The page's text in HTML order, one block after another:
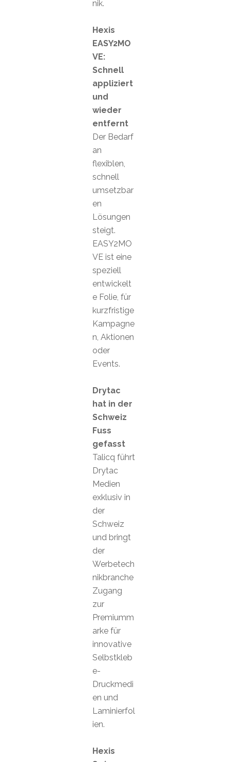
nik.
Hexis
EASY2MO
VE:
Schnell
appliziert
und
wieder
entfernt
Der Bedarf
an
flexiblen,
schnell
umsetzbar
en
Lösungen
steigt.
EASY2MO
VE ist eine
speziell
entwickelt
e Folie, für
kurzfristige
Kampagne
n, Aktionen
oder
Events.
Drytac
hat in der
Schweiz
Fuss
gefasst
Talicq führt
Drytac
Medien
exklusiv in
der
Schweiz
und bringt
der
Werbetech
nikbranche
Zugang
zur
Premiumm
arke für
innovative
Selbstkleb
e-
Druckmedi
en und
Laminierfol
ien.
Hexis